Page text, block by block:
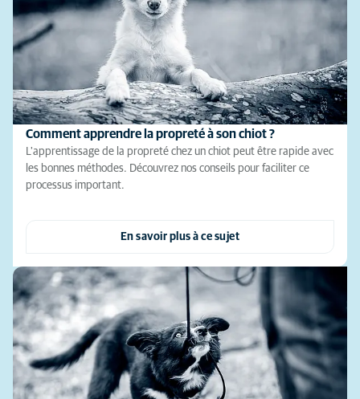
Comment apprendre la propreté à son chiot ?
L'apprentissage de la propreté chez un chiot peut être rapide avec
les bonnes méthodes. Découvrez nos conseils pour faciliter ce
processus important.
En savoir plus à ce sujet